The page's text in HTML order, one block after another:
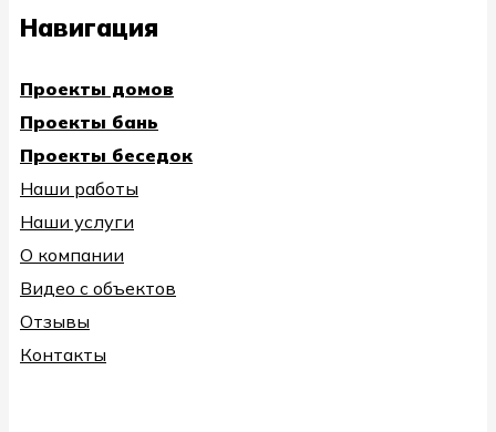
Навигация
Проекты домов
Проекты бань
Проекты беседок
Наши работы
Наши услуги
О компании
Видео с объектов
Отзывы
Контакты